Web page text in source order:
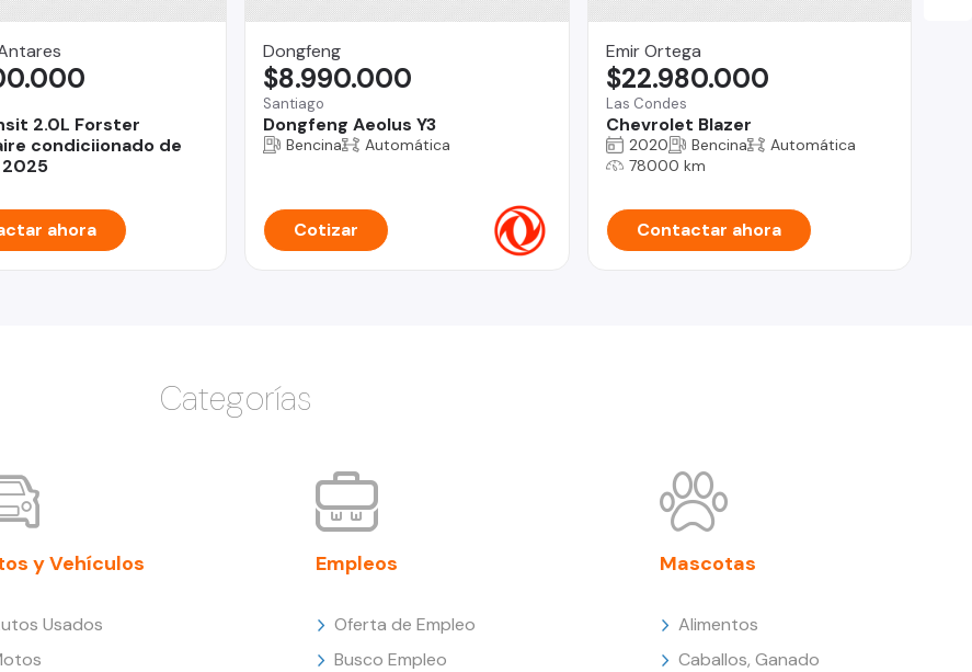
2.0L Forster
condiciionado de
2025
ahora
Dongfeng
Santiago
Dongfeng Aeolus Y3
$8.990.000
Bencina Automática
Cotizar
Emir Ortega
Las Condes
Chevrolet Blazer
$22.980.000
2020 Bencina
Automática
78000 km
Contactar ahora
Categorías
y Vehículos
Usados
Empleos
Oferta de Empleo
Busco Empleo
Mascotas
Alimentos
Caballos, Ganado